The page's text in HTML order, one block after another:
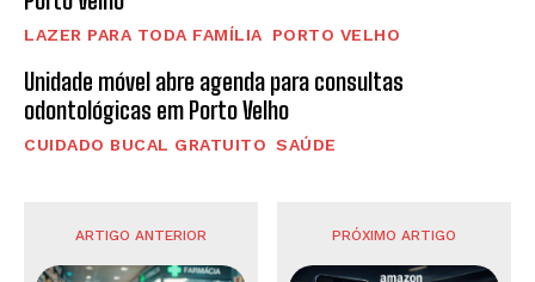
LAZER PARA TODA FAMÍLIA PORTO VELHO
Unidade móvel abre agenda para consultas
odontológicas em Porto Velho
CUIDADO BUCAL GRATUITO SAÚDE
ARTIGO ANTERIOR PRÓXIMO ARTIGO